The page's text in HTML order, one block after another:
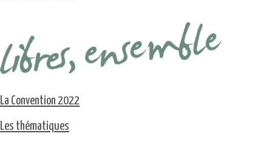
La Convention 2022
Les thématiques